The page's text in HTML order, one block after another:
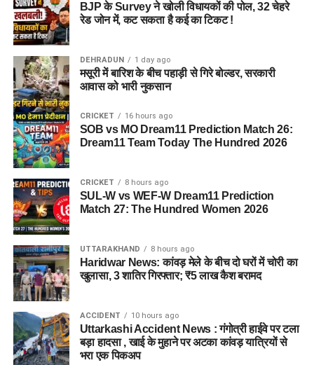
BJP के Survey ने खोली विधायकों की पोल, 32 चेहरे
रेड जोन में, कट सकता है कई का टिकट !
DEHRADUN 1 day ago
मसूरी में बारिश के बीच पहाड़ी से गिरे बोल्डर, सरकारी
आवास को भारी नुकसान
CRICKET 16 hours ago
SOB vs MO Dream11 Prediction Match 26:
Dream11 Team Today The Hundred 2026
CRICKET 8 hours ago
SUL-W vs WEF-W Dream11 Prediction
Match 27: The Hundred Women 2026
UTTARAKHAND 8 hours ago
Haridwar News: कांवड़ मेले के बीच दो घरों में चोरी का
खुलासा, 3 शातिर गिरफ्तार; ₹5 लाख कैश बरामद
ACCIDENT 10 hours ago
Uttarkashi Accident News : गंगोत्री हाईवे पर टला
बड़ा हादसा , खाई के मुहाने पर अटका कांवड़ यात्रियों से
भरा एक पिकअप